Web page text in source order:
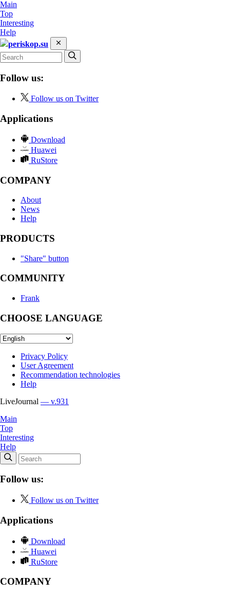
Main
Top
Interesting
Help
periskop.su
Follow us:
Follow us on Twitter
Applications
Download
Huawei
RuStore
COMPANY
About
News
Help
PRODUCTS
"Share" button
COMMUNITY
Frank
CHOOSE LANGUAGE
Privacy Policy
User Agreement
Recommendation technologies
Help
LiveJournal — v.931
Main
Top
Interesting
Help
Follow us:
Follow us on Twitter
Applications
Download
Huawei
RuStore
COMPANY